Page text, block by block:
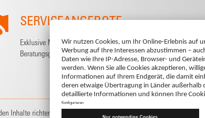
SERVICEANGEBOTE
Exklusive Materialien, die Sie für
Beratungsgespräche nutzen können.
Inhalte richten sich an Mitglieder medizinischer Fachkreise